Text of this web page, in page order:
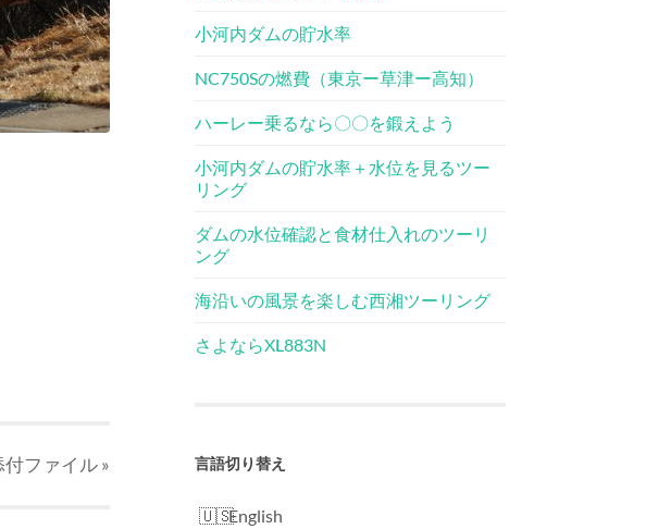
付ファイル»
小河内ダムの貯水率
NC750Sの燃費（東京ー草津ー高知）
ハーレー乗るなら〇〇を鍛えよう
小河内ダムの貯水率＋水位を見るツー
リング
ダムの水位確認と食材仕入れのツーリ
ング
海沿いの風景を楽しむ西湘ツーリング
さよならXL883N
言語切り替え
English